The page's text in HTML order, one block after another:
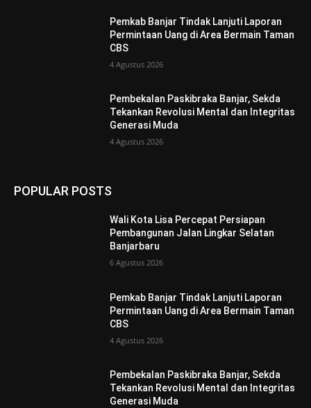
Pemkab Banjar Tindak Lanjuti Laporan
Permintaan Uang di Area Bermain Taman
CBS
4 Agustus 2026
Pembekalan Paskibraka Banjar, Sekda
Tekankan Revolusi Mental dan Integritas
Generasi Muda
4 Agustus 2026
POPULAR POSTS
Wali Kota Lisa Percepat Persiapan
Pembangunan Jalan Lingkar Selatan
Banjarbaru
6 Agustus 2026
Pemkab Banjar Tindak Lanjuti Laporan
Permintaan Uang di Area Bermain Taman
CBS
4 Agustus 2026
Pembekalan Paskibraka Banjar, Sekda
Tekankan Revolusi Mental dan Integritas
Generasi Muda